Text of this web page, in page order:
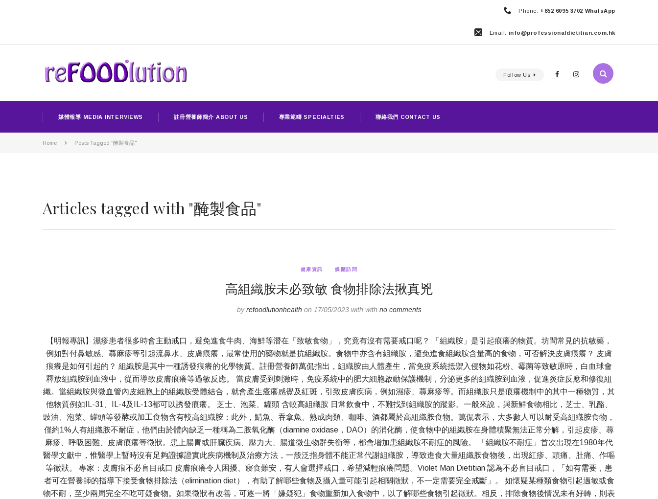
Phone: +852 6095 3702 WhatsApp
Email: info@professionaldietitian.com.hk
Follow Us
媒體報導 MEDIA INTERVIEWS 註冊營養師簡介 ABOUT US 專業範疇 SPECIALTIES 聯絡我們 CONTACT US
Home Posts Tagged "醃製食品"
Articles tagged with "醃製食品"
健康資訊 媒體訪問
高組織胺未必致敏 食物排除法揪真兇
byrefoodlutionhealth on 17/05/2023 with with no comments
【明報專訊】濕疹患者很多時會主動戒口，避免進食牛肉、海鮮等潛在「致敏食物」，究竟有沒有需要戒口呢？ 「組織胺」是引起痕癢的物質。坊間常見的抗敏藥，
例如對付鼻敏感、蕁麻疹等引起流鼻水、皮膚痕癢，最常使用的藥物就是抗組織胺。食物中亦含有組織胺，避免進食組織胺含量高的食物，可否解決皮膚痕癢？ 皮膚
痕癢是如何引起的？ 組織胺是其中一種誘發痕癢的化學物質。註冊營養師萬侃指出，組織胺由人體產生，當免疫系統抵禦入侵物如花粉、霉菌等致敏原時，白血球會
釋放組織胺到血液中，從而導致皮膚痕癢等過敏反應。 當皮膚受到刺激時，免疫系統中的肥大細胞啟動保護機制，分泌更多的組織胺到血液，促進炎症反應和修復組
織。當組織胺與微血管內皮細胞上的組織胺受體結合，就會產生瘙癢感覺及紅斑，引致皮膚疾病，例如濕疹、蕁麻疹等。而組織胺只是痕癢機制中的其中一種物質，其
他物質例如IL-31、IL-4及IL-13都可以誘發痕癢。 芝士、泡菜、罐頭 含較高組織胺 日常飲食中，不難找到組織胺的蹤影。一般來說，與新鮮食物相比，芝士、乳酪、
豉油、泡菜、罐頭等發酵或加工食物含有較高組織胺；此外，鯖魚、吞拿魚、熟成肉類、咖啡、酒都屬於高組織胺食物。萬侃表示，大多數人可以耐受高組織胺食物，
僅約1%人有組織胺不耐症，他們由於體內缺乏一種稱為二胺氧化酶（diamine oxidase，DAO）的消化酶，使食物中的組織胺在身體積聚無法正常分解，引起皮疹、蕁
麻疹、呼吸困難、皮膚痕癢等徵狀。患上腸胃或肝臟疾病、壓力大、腸道微生物群失衡等，都會增加患組織胺不耐症的風險。 「組織胺不耐症」首次出現在1980年代
醫學文獻中，惟醫學上暫時沒有足夠證據證實此疾病機制及治療方法，一般泛指身體不能正常代謝組織胺，導致進食大量組織胺食物後，出現紅疹、頭痛、肚痛、作嘔
等徵狀。 專家：皮膚痕不必盲目戒口 皮膚痕癢令人困擾、寢食難安，有人會選擇戒口，希望減輕痕癢問題。Violet Man Dietitian 認為不必盲目戒口，「如有需要，患
者可在營養師的指導下接受食物排除法（elimination diet），有助了解哪些食物及攝入量可能引起相關徵狀，不一定需要完全戒斷」。 如懷疑某種類食物引起過敏或食
物不耐，至少兩周完全不吃可疑食物。如果徵狀有改善，可逐一將「嫌疑犯」食物重新加入食物中，以了解哪些食物引起徵狀。相反，排除食物後情况未有好轉，則表